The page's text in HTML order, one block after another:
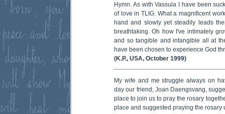
Hymn. As with Vassula I have been
of love in TLIG. What a magnificent
hand and slowly yet steadily leads
breathtaking. Oh how I've intimately
and so tangible and intangible all at
have been chosen to experience God
(K.P., USA, October 1999)
My wife and me struggle always on
day our friend, Joan Daengsvang,
place to join us to pray the rosary
place and suggested praying the rosary